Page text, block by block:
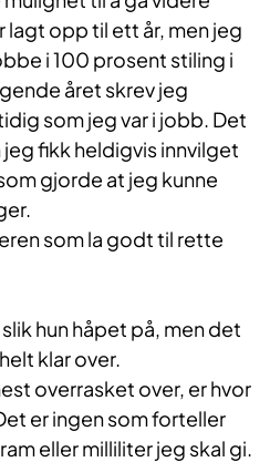
lagt opp til ett år, men jeg
i 100 prosent stiling i
året skrev jeg
som jeg var i jobb. Det
fikk heldigvis innvilget
gjorde at jeg kunne
som la godt til rette
hun håpet på, men det
klar over.
overrasket over, er hvor
er ingen som forteller
eller milliliter jeg skal gi.